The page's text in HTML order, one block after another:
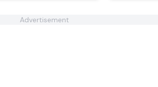
Advertisement